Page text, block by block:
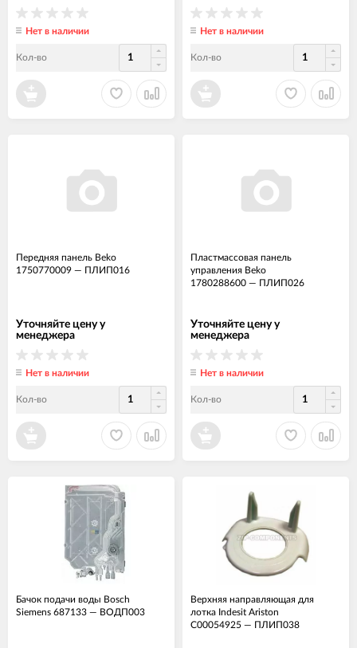
Нет в наличии
Кол-во
Нет в наличии
Кол-во
Передняя панель Beko
1750770009 — ПЛИП016
Уточняйте цену у
менеджера
Нет в наличии
Кол-во
Пластмассовая панель
управления Beko
1780288600 — ПЛИП026
Уточняйте цену у
менеджера
Нет в наличии
Кол-во
Бачок подачи воды Bosch
Siemens 687133 — ВОДП003
Верхняя направляющая для
лотка Indesit Ariston
C00054925 — ПЛИП038